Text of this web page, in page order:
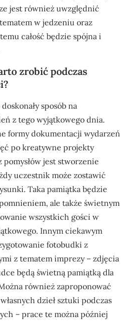
jest również uwzględnić
w jedzeniu oraz
całość będzie spójna i
zrobić podczas
sposób na
z tego wyjątkowego dnia.
formy dokumentacji wydarzeń
po kreatywne projekty
pomysłów jest stworzenie
uczestnik może zostawić
Taka pamiątka będzie
ale także świetnym
wszystkich gości w
Innym ciekawym
fotobudki z
z tematem imprezy – zdjęcia
będą świetną pamiątką dla
również zaproponować
dzieł sztuki podczas
– prace te można później